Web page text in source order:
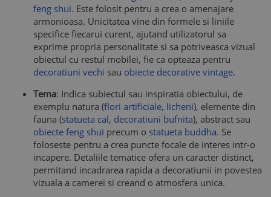
feng shui. Este folosit pentru a crea o amenajare
armonioasa. Unicitatea vine din formele si liniile
specifice fiecarui curent, ajutand utilizatorul sa
exprime propria personalitate si sa potriveasca vizual
obiectul cu restul mobilei, fie ca opteaza pentru
decoratiuni vechi sau obiecte decorative vintage.
Tema: Indica subiectul sau inspiratia obiectului, de
exemplu natura (flori artificiale, licheni), elemente din
fauna (statueta cal, decoratiuni bufnita), abstract sau
obiecte feng shui precum o statueta buddha. Se
foloseste pentru a crea puncte focale de interes intr-o
incapere. Detaliile tematice ofera un caracter distinct,
permitand incadrarea rapida a decoratiunii in povestea
vizuala a camerei si creand o atmosfera unica.